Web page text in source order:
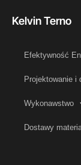
Kelvin Terno
Efektywność
Projektowanie i
Wykonawstwo
Dostawy